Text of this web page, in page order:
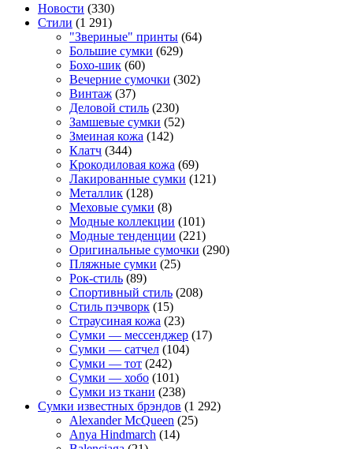
Новости (330)
Стили (1 291)
"Звериные" принты (64)
Большие сумки (629)
Бохо-шик (60)
Вечерние сумочки (302)
Винтаж (37)
Деловой стиль (230)
Замшевые сумки (52)
Змеиная кожа (142)
Клатч (344)
Крокодиловая кожа (69)
Лакированные сумки (121)
Металлик (128)
Меховые сумки (8)
Модные коллекции (101)
Модные тенденции (221)
Оригинальные сумочки (290)
Пляжные сумки (25)
Рок-стиль (89)
Спортивный стиль (208)
Стиль пэчворк (15)
Страусиная кожа (23)
Сумки — мессенджер (17)
Сумки — сатчел (104)
Сумки — тот (242)
Сумки — хобо (101)
Сумки из ткани (238)
Сумки известных брэндов (1 292)
Alexander McQueen (25)
Anya Hindmarch (14)